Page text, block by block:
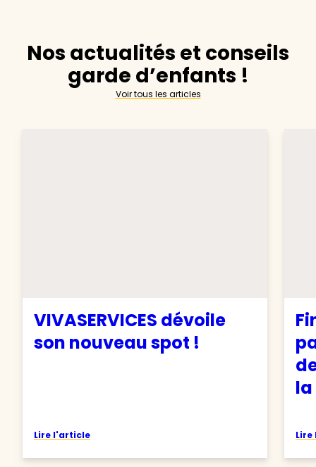
Nos actualités et conseils
garde d’enfants !
Voir tous les articles
VIVASERVICES dévoile
son nouveau spot !
Lire l'article
la